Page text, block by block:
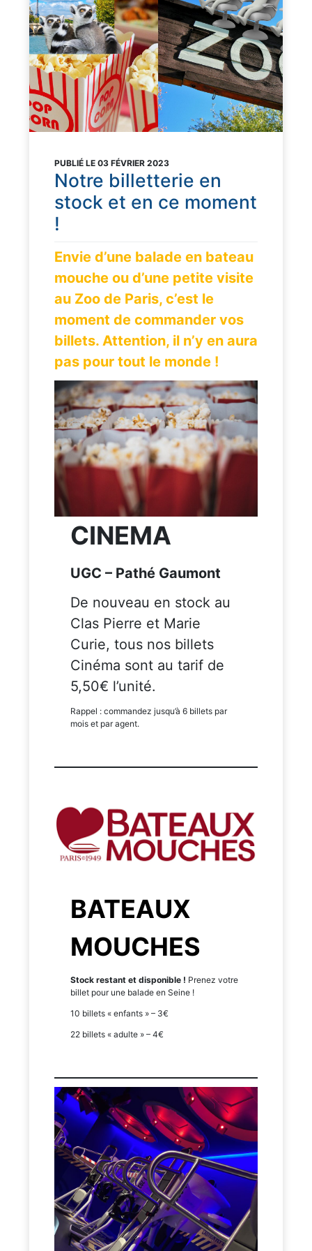
PUBLIÉ LE 03 FÉVRIER 2023
Notre billetterie en
stock et en ce moment
!
Envie d’une balade en bateau
mouche ou d’une petite visite
au Zoo de Paris, c’est le
moment de commander vos
billets. Attention, il n’y en aura
pas pour tout le monde !
CINEMA
UGC – Pathé Gaumont
De nouveau en stock au
Clas Pierre et Marie
Curie, tous nos billets
Cinéma sont au tarif de
5,50€ l’unité.
Rappel : commandez jusqu’à 6 billets par
mois et par agent.
BATEAUX
MOUCHES
Stock restant et disponible ! Prenez votre
billet pour une balade en Seine !
10 billets « enfants » – 3€
22 billets « adulte » – 4€